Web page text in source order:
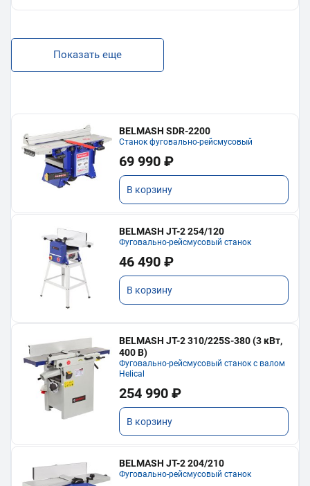
Показать еще
BELMASH SDR-2200
Станок фуговально-рейсмусовый
69 990 ₽
В корзину
BELMASH JT-2 254/120
Фуговально-рейсмусовый станок
46 490 ₽
В корзину
BELMASH JT-2 310/225S-380 (3 кВт,
400 В)
Фуговально-рейсмусовый станок с валом
Helical
254 990 ₽
В корзину
BELMASH JT-2 204/210
Фуговально-рейсмусовый станок